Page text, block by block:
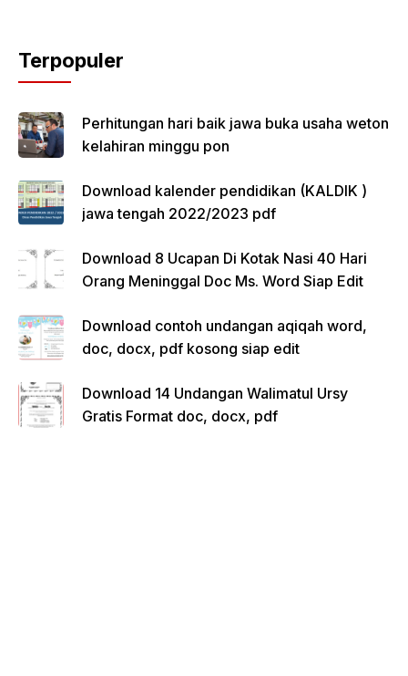
Terpopuler
Perhitungan hari baik jawa buka usaha weton
kelahiran minggu pon
Download kalender pendidikan (KALDIK )
jawa tengah 2022/2023 pdf
Download 8 Ucapan Di Kotak Nasi 40 Hari
Orang Meninggal Doc Ms. Word Siap Edit
Download contoh undangan aqiqah word,
doc, docx, pdf kosong siap edit
Download 14 Undangan Walimatul Ursy
Gratis Format doc, docx, pdf